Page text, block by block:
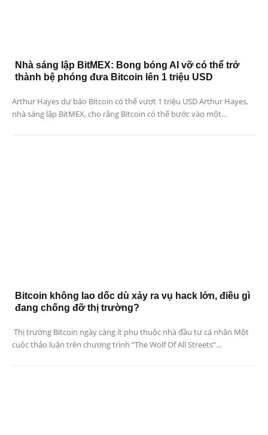
Nhà sáng lập BitMEX: Bong bóng AI vỡ có thể trở
thành bệ phóng đưa Bitcoin lên 1 triệu USD
Arthur Hayes dự báo Bitcoin có thể vượt 1 triệu USD Arthur Hayes,
nhà sáng lập BitMEX, cho rằng Bitcoin có thể bước vào một...
Bitcoin không lao dốc dù xảy ra vụ hack lớn, điều gì
đang chống đỡ thị trường?
Thị trường Bitcoin ngày càng ít phụ thuộc nhà đầu tư cá nhân Một
cuộc thảo luận trên chương trình “The Wolf Of All Streets”...